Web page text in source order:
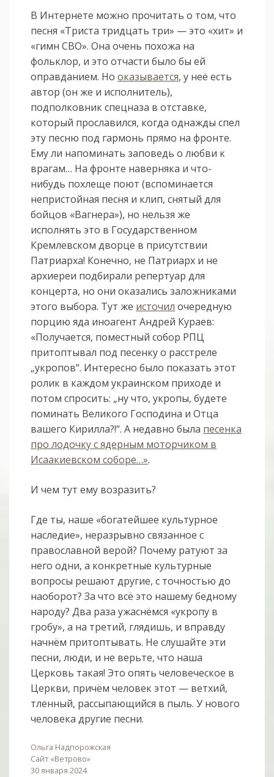
В Интернете можно прочитать о том, что
песня «Триста тридцать три» — это «хит» и
«гимн СВО». Она очень похожа на
фольклор, и это отчасти было бы ей
оправданием. Нооказывается, у неё есть
автор (он же и исполнитель),
подполковник спецназа в отставке,
который прославился, когда однажды спел
эту песню под гармонь прямо на фронте.
Ему ли напоминать заповедь о любви к
врагам… На фронте наверняка и что-
нибудь похлеще поют (вспоминается
непристойная песня и клип, снятый для
бойцов «Вагнера»), но нельзя же
исполнять это в Государственном
Кремлевском дворце в присутствии
Патриарха! Конечно, не Патриарх и не
архиереи подбирали репертуар для
концерта, но они оказались заложниками
этого выбора. Тут же источил очередную
порцию яда иноагент Андрей Кураев:
«Получается, поместный собор РПЦ
притоптывал под песенку о расстреле
„укропов“. Интересно было показать этот
ролик в каждом украинском приходе и
потом спросить: „ну что, укропы, будете
поминать Великого Господина и Отца
вашего Кирилла?!“. А недавно была песенка
про лодочку с ядерным моторчиком в
Исаакиевском соборе…».
И чем тут ему возразить?
Где ты, наше «богатейшее культурное
наследие», неразрывно связанное с
православной верой? Почему ратуют за
него одни, а конкретные культурные
вопросы решают другие, с точностью до
наоборот? За что всё это нашему бедному
народу? Два раза ужаснёмся «укропу в
гробу», а на третий, глядишь, и вправду
начнём притоптывать. Не слушайте эти
песни, люди, и не верьте, что наша
Церковь такая! Это опять человеческое в
Церкви, причём человек этот — ветхий,
тленный, рассыпающийся в пыль. У нового
человека другие песни.
Ольга Надпорожская
Сайт «Ветрово»
30 января 2024